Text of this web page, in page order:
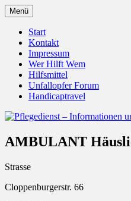
Zum
Inhalt
springen
Pflegedienst
Menü
Start
Kontakt
Impressum
Wer Hilft Wem
Hilfsmittel
Unfallopfer Forum
Handicaptravel
AMBULANT
Strasse
Cloppenburgerstr. 66